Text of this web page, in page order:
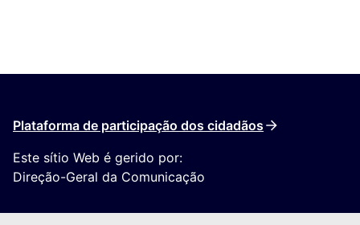
Plataforma de participação dos cidadãos
Este sítio Web é gerido por:
Direção-Geral da Comunicação